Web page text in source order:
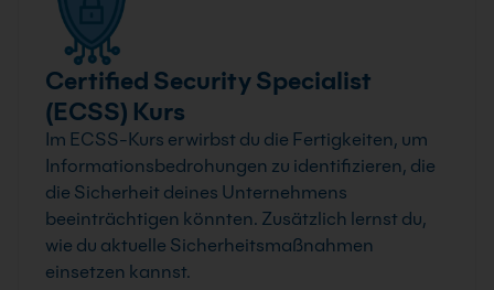
Certified Security Specialist
(ECSS) Kurs
Im ECSS-Kurs erwirbst du die Fertigkeiten, um
Informationsbedrohungen zu identifizieren, die
die Sicherheit deines Unternehmens
beeinträchtigen könnten. Zusätzlich lernst du,
wie du aktuelle Sicherheitsmaßnahmen
einsetzen kannst.